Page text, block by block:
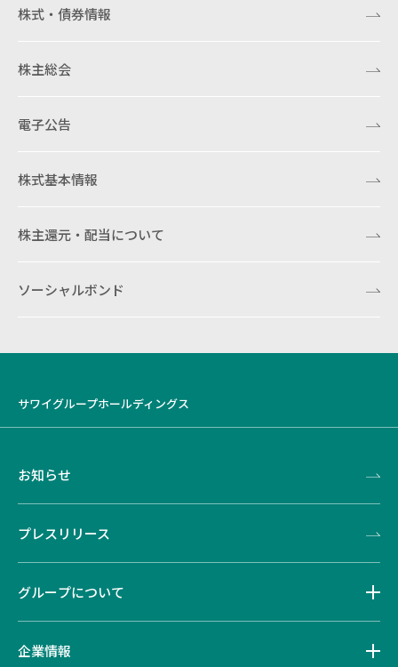
株式・債券情報
株主総会
電子公告
株式基本情報
株主還元・配当について
ソーシャルボンド
サワイグループホールディングス
お知らせ
プレスリリース
グループについて
企業情報